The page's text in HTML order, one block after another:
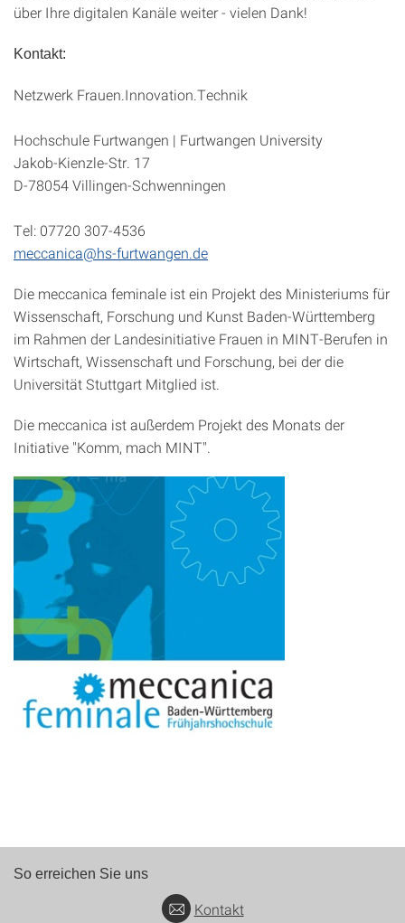
über Ihre digitalen Kanäle weiter - vielen Dank!
Kontakt:
Netzwerk Frauen.Innovation.Technik
Hochschule Furtwangen | Furtwangen University
Jakob-Kienzle-Str. 17
D-78054 Villingen-Schwenningen
Tel: 07720 307-4536
meccanica@hs-furtwangen.de
Die meccanica feminale ist ein Projekt des Ministeriums für
Wissenschaft, Forschung und Kunst Baden-Württemberg
im Rahmen der Landesinitiative Frauen in MINT-Berufen in
Wirtschaft, Wissenschaft und Forschung, bei der die
Universität Stuttgart Mitglied ist.
Die meccanica ist außerdem Projekt des Monats der
Initiative "Komm, mach MINT".
So erreichen Sie uns
Kontakt